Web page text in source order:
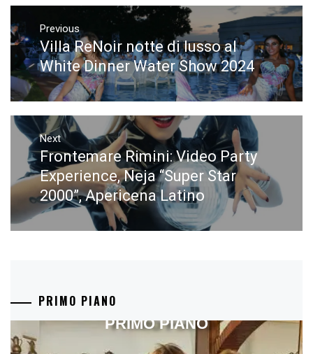
Navigazione
articoli
Previous
Previous
post:
Villa ReNoir notte di lusso al
White Dinner Water Show 2024
Next
Next
post:
Frontemare Rimini: Video Party
Experience, Neja “Super Star
2000”, Apericena Latino
PRIMO PIANO
PRIMO PIANO